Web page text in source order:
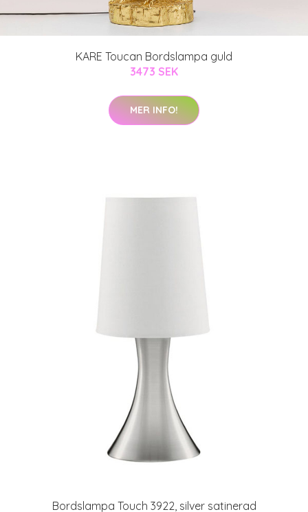
KARE Toucan Bordslampa guld
3473 SEK
MER INFO!
Bordslampa Touch 3922, silver satinerad